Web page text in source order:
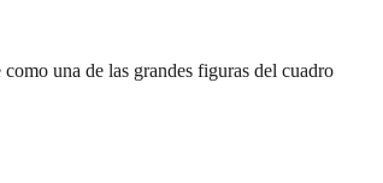
una de las grandes figuras del cuadro